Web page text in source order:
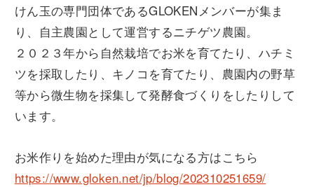
けん玉の専門団体であるGLOKENメンバーが集ま
り、自主農園として運営するニチゲツ農園。
２０２３年から自然栽培でお米を育てたり、ハチミ
ツを採取したり、キノコを育てたり、農園内の野草
等から微生物を採集して発酵食づくりをしたりして
います。
お米作りを始めた理由が気になる方はこちら
https://www.gloken.net/jp/blog/202310251659/